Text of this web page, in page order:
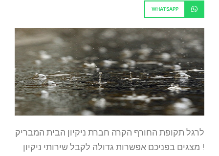
WHATSAPP
לרגל תקופת החורף הקרה חברת ניקיון הבית המבריק
! מצגים בפניכם אפשרות גדולה לקבל שירותי ניקיון